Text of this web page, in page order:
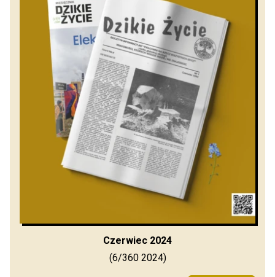
Czerwiec 2024
(6/360 2024)